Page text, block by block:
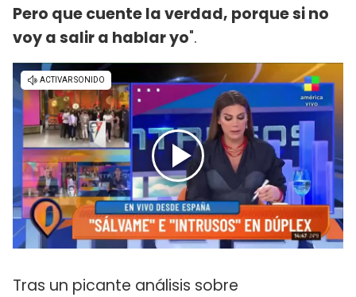
Pero que cuente la verdad, porque si no
voy a salir a hablar yo".
Tras un picante análisis sobre